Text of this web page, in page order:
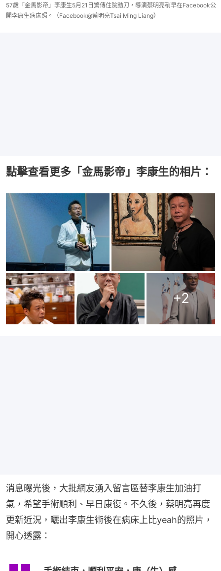
57歲「金馬影帝」李康生5月21日驚傳住院動刀，導演蔡明亮稍早在Facebook公
開李康生病床照。（Facebook@蔡明亮Tsai Ming Liang）
點擊查看更多「金馬影帝」李康生的相片：
+2
消息曝光後，大批網友湧入留言區替李康生加油打
氣，希望手術順利、早日康復。不久後，蔡明亮再度
更新近況，曬出李康生術後在病床上比yeah的照片，
開心透露：